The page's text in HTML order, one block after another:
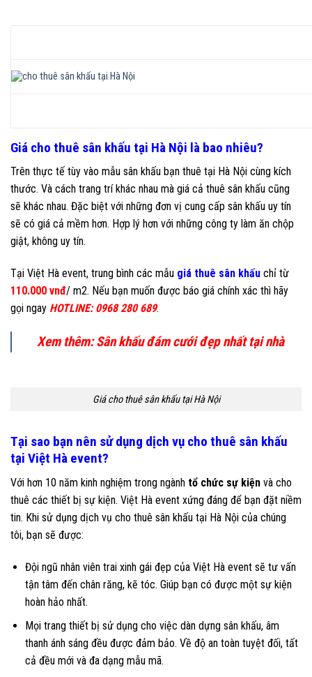
Giá cho thuê sân khấu tại Hà Nội là bao nhiêu?
Trên thực tế tùy vào mẫu sân khấu bạn thuê tại Hà Nội cùng kích
thước. Và cách trang trí khác nhau mà giá cả thuê sân khấu cũng
sẽ khác nhau. Đặc biệt với những đơn vị cung cấp sân khấu uy tín
sẽ có giá cả mềm hơn. Hợp lý hơn với những công ty làm ăn chộp
giật, không uy tín.
Tại Việt Hà event, trung bình các mẫu giá thuê sân khấu chỉ từ
110.000 vnđ/ m2. Nếu bạn muốn được báo giá chính xác thì hãy
gọi ngay HOTLINE: 0968 280 689.
Xem thêm:Sân khấu đám cưới đẹp nhất tại nhà
Giá cho thuê sân khấu tại Hà Nội
Tại sao bạn nên sử dụng dịch vụ cho thuê sân khấu
tại Việt Hà event?
Với hơn 10 năm kinh nghiệm trong ngành tổ chức sự kiện và cho
thuê các thiết bị sự kiện. Việt Hà event xứng đáng để bạn đặt niềm
tin. Khi sử dụng dịch vụ cho thuê sân khấu tại Hà Nội của chúng
tôi, bạn sẽ được:
Đội ngũ nhân viên trai xinh gái đẹp của Việt Hà event sẽ tư vấn
tận tâm đến chân răng, kẽ tóc. Giúp bạn có được một sự kiện
hoàn hảo nhất.
Mọi trang thiết bị sử dụng cho việc dàn dựng sân khấu, âm
thanh ánh sáng đều được đảm bảo. Về độ an toàn tuyệt đối, tất
cả đều mới và đa dạng mẫu mã.